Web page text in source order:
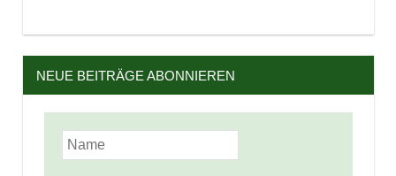
NEUE BEITRÄGE ABONNIEREN